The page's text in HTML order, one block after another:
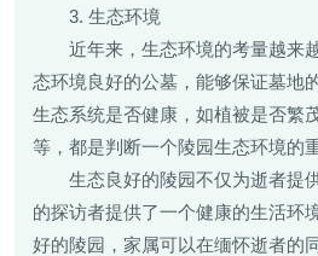
3. 生态环境
近年来，生态环境的考量越来
态环境良好的公墓，能够保证墓地
生态系统是否健康，如植被是否繁
等，都是判断一个陵园生态环境的
生态良好的陵园不仅为逝者提
的探访者提供了一个健康的生活环
好的陵园，家属可以在缅怀逝者的